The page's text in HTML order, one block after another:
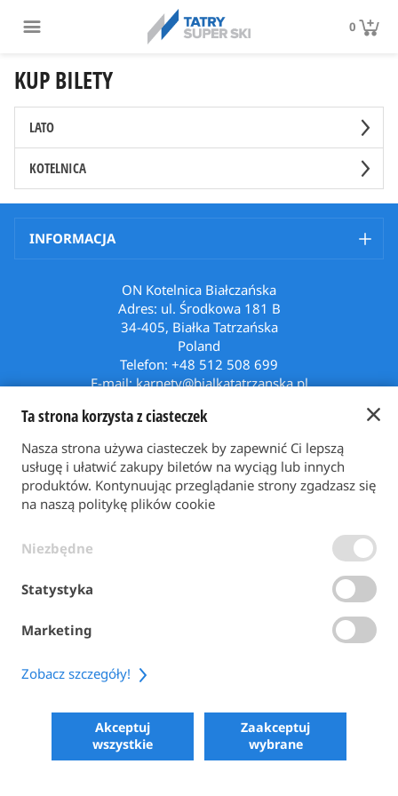
0
KUP BILETY
LATO
KOTELNICA
INFORMACJA
ON Kotelnica Białczańska
Adres: ul. Środkowa 181 B
34-405, Białka Tatrzańska
Poland
Telefon: +48 512 508 699
E-mail: karnety@bialkatatrzanska.pl
Powrót do strony głównej
FORMA PŁATNOŚCI
COPYRIGHT 2026
POWERED BY SKIPERFORMANCE
Ta strona korzysta z ciasteczek
Nasza strona używa ciasteczek by zapewnić Ci lepszą
usługę i ułatwić zakupy biletów na wyciąg lub innych
produktów. Kontynuując przeglądanie strony zgadzasz się
na naszą politykę plików cookie
Niezbędne
Statystyka
Marketing
Zobacz szczegóły!